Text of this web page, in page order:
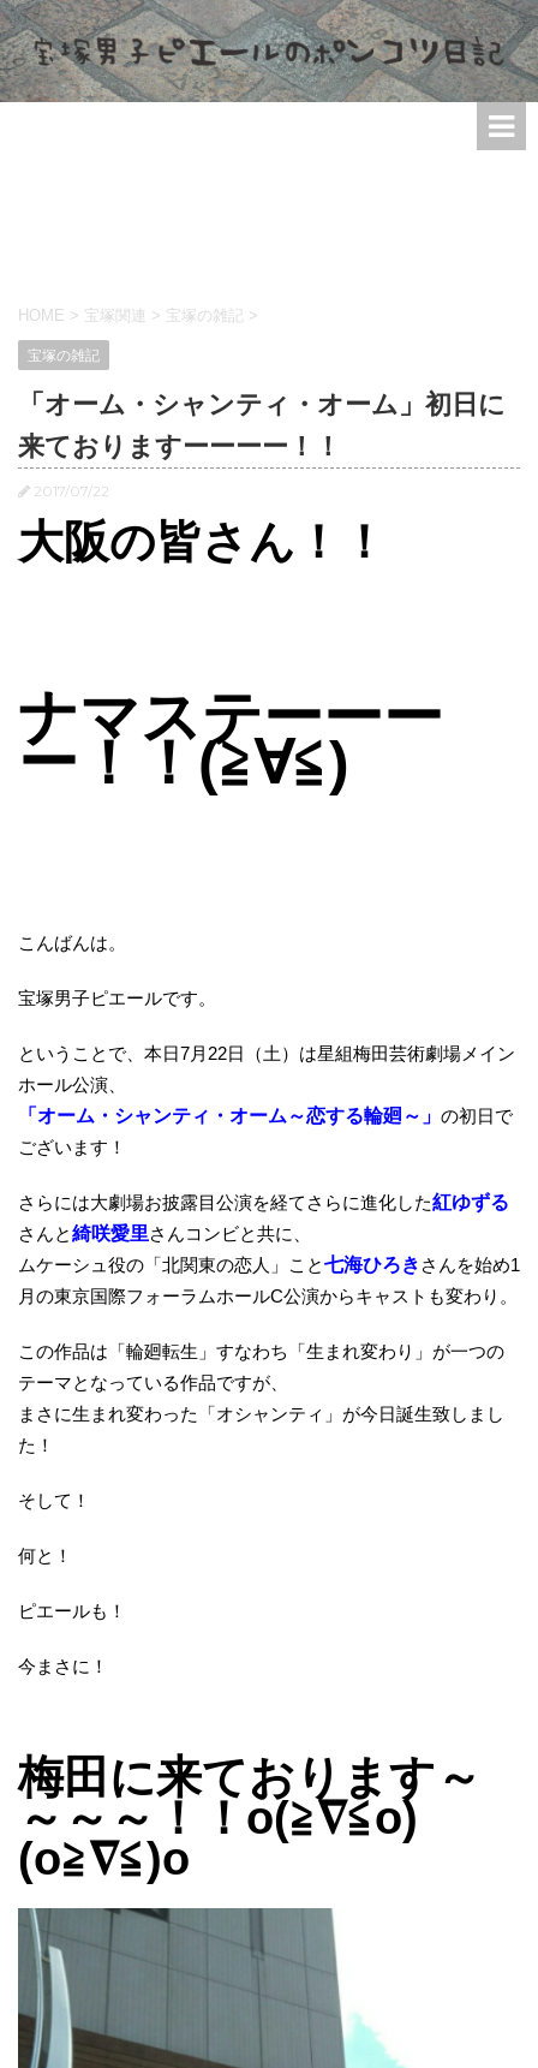
HOME > 宝塚関連 > 宝塚の雑記 >
宝塚の雑記
「オーム・シャンティ・オーム」初日に
来ておりますーーーー！！
2017/07/22
大阪の皆さん！！
ナマステーーー
ー！！(≧∀≦)
こんばんは。
宝塚男子ピエールです。
ということで、本日7月22日（土）は星組梅田芸術劇場メイン
ホール公演、
「オーム・シャンティ・オーム～恋する輪廻～」 の初日で
ございます！
さらには大劇場お披露目公演を経てさらに進化した紅ゆずる
さんと綺咲愛里さんコンビと共に、
ムケーシュ役の「北関東の恋人」こと七海ひろき さんを始め1
月の東京国際フォーラムホールC公演からキャストも変わり。
この作品は「輪廻転生」すなわち「生まれ変わり」が一つの
テーマとなっている作品ですが、
まさに生まれ変わった「オシャンティ」が今日誕生致しまし
た！
そして！
何と！
ピエールも！
今まさに！
梅田に来ております～
～～～！！o(≧∇≦o)
(o≧∇≦)o